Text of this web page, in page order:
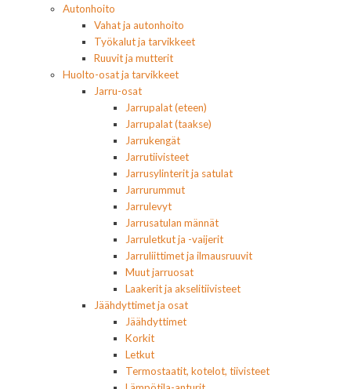
Autonhoito
Vahat ja autonhoito
Työkalut ja tarvikkeet
Ruuvit ja mutterit
Huolto-osat ja tarvikkeet
Jarru-osat
Jarrupalat (eteen)
Jarrupalat (taakse)
Jarrukengät
Jarrutiivisteet
Jarrusylinterit ja satulat
Jarrurummut
Jarrulevyt
Jarrusatulan männät
Jarruletkut ja -vaijerit
Jarruliittimet ja ilmausruuvit
Muut jarruosat
Laakerit ja akselitiivisteet
Jäähdyttimet ja osat
Jäähdyttimet
Korkit
Letkut
Termostaatit, kotelot, tiivisteet